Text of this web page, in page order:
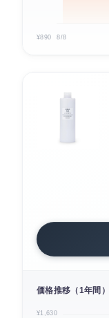
¥890 8/8
価格推移（1年間）
¥1,630